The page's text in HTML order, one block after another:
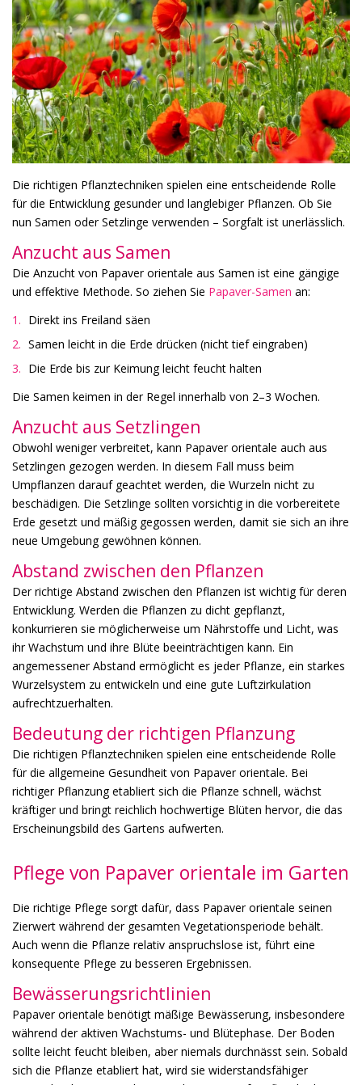
Die richtigen Pflanztechniken spielen eine entscheidende Rolle
für die Entwicklung gesunder und langlebiger Pflanzen. Ob Sie
nun Samen oder Setzlinge verwenden – Sorgfalt ist unerlässlich.
Anzucht aus Samen
Die Anzucht von Papaver orientale aus Samen ist eine gängige
und effektive Methode. So ziehen Sie Papaver-Samen an:
Direkt ins Freiland säen
Samen leicht in die Erde drücken (nicht tief eingraben)
Die Erde bis zur Keimung leicht feucht halten
Die Samen keimen in der Regel innerhalb von 2–3 Wochen.
Anzucht aus Setzlingen
Obwohl weniger verbreitet, kann Papaver orientale auch aus
Setzlingen gezogen werden. In diesem Fall muss beim
Umpflanzen darauf geachtet werden, die Wurzeln nicht zu
beschädigen. Die Setzlinge sollten vorsichtig in die vorbereitete
Erde gesetzt und mäßig gegossen werden, damit sie sich an ihre
neue Umgebung gewöhnen können.
Abstand zwischen den Pflanzen
Der richtige Abstand zwischen den Pflanzen ist wichtig für deren
Entwicklung. Werden die Pflanzen zu dicht gepflanzt,
konkurrieren sie möglicherweise um Nährstoffe und Licht, was
ihr Wachstum und ihre Blüte beeinträchtigen kann. Ein
angemessener Abstand ermöglicht es jeder Pflanze, ein starkes
Wurzelsystem zu entwickeln und eine gute Luftzirkulation
aufrechtzuerhalten.
Bedeutung der richtigen Pflanzung
Die richtigen Pflanztechniken spielen eine entscheidende Rolle
für die allgemeine Gesundheit von Papaver orientale. Bei
richtiger Pflanzung etabliert sich die Pflanze schnell, wächst
kräftiger und bringt reichlich hochwertige Blüten hervor, die das
Erscheinungsbild des Gartens aufwerten.
Pflege von Papaver orientale im Garten
Die richtige Pflege sorgt dafür, dass Papaver orientale seinen
Zierwert während der gesamten Vegetationsperiode behält.
Auch wenn die Pflanze relativ anspruchslose ist, führt eine
konsequente Pflege zu besseren Ergebnissen.
Bewässerungsrichtlinien
Papaver orientale benötigt mäßige Bewässerung, insbesondere
während der aktiven Wachstums- und Blütephase. Der Boden
sollte leicht feucht bleiben, aber niemals durchnässt sein. Sobald
sich die Pflanze etabliert hat, wird sie widerstandsfähiger